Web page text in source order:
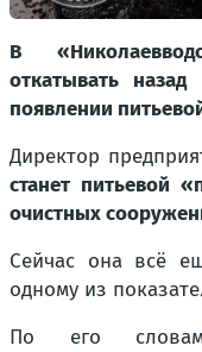
В
откатывать
появлении
Директор
станет питьевой
очистных
Сейчас она всё
одному из
По его